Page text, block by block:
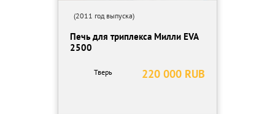
(2011 год выпуска)
Печь для триплекса Милли EVA
2500
220 000 RUB
Тверь